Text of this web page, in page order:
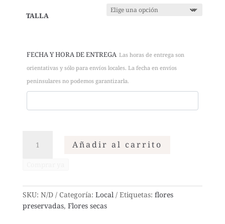
TALLA
FECHA Y HORA DE ENTREGA Las horas de entrega son
orientativas y sólo para envíos locales. La fecha en envíos
peninsulares no podemos garantizarla.
variado
florista
cantidad
Añadir al carrito
SKU: N/D Categoría: Local Etiquetas: flores
preservadas, Flores secas